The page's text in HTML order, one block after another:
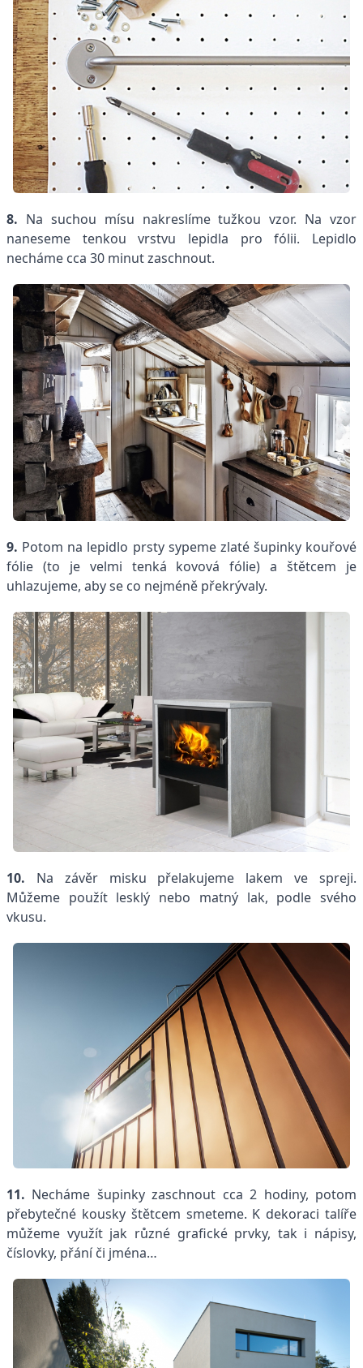
8. Na suchou mísu nakreslíme tužkou vzor. Na vzor
naneseme tenkou vrstvu lepidla pro fólii. Lepidlo
necháme cca 30 minut zaschnout.
9. Potom na lepidlo prsty sypeme zlaté šupinky kouřové
fólie (to je velmi tenká kovová fólie) a štětcem je
uhlazujeme, aby se co nejméně překrývaly.
10. Na závěr misku přelakujeme lakem ve spreji.
Můžeme použít lesklý nebo matný lak, podle svého
vkusu.
11. Necháme šupinky zaschnout cca 2 hodiny, potom
přebytečné kousky štětcem smeteme. K dekoraci talíře
můžeme využít jak různé grafické prvky, tak i nápisy,
číslovky, přání či jména…